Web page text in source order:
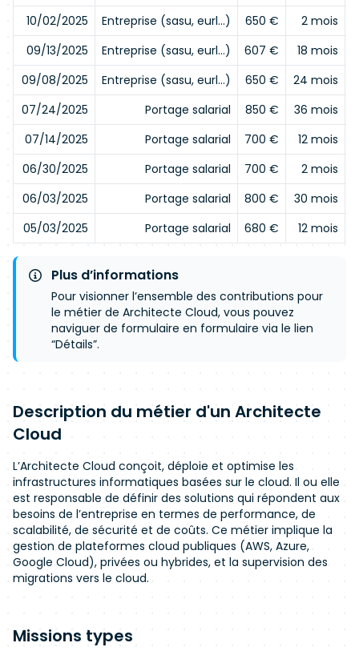
10/02/2025 Entreprise (sasu, eurl…) 650 €
2 mois
09/13/2025
Entreprise (sasu, eurl…) 607 €
18 mois
09/08/2025
Entreprise (sasu, eurl…) 650 €
24 mois
07/24/2025
Portage salarial 850 €
36 mois
07/14/2025
Portage salarial 700 €
12 mois
06/30/2025
Portage salarial 700 €
2 mois
06/03/2025
Portage salarial 800 €
30 mois
05/03/2025
Portage salarial 680 € 12 mois
Plus d’informations
Pour visionner l’ensemble des contributions pour
le métier de Architecte Cloud, vous pouvez
naviguer de formulaire en formulaire via le lien
“Détails”.
Description du métier d'un Architecte
Cloud
L’Architecte Cloud conçoit, déploie et optimise les
infrastructures informatiques basées sur le cloud. Il ou elle
est responsable de définir des solutions qui répondent aux
besoins de l’entreprise en termes de performance, de
scalabilité, de sécurité et de coûts. Ce métier implique la
gestion de plateformes cloud publiques (AWS, Azure,
Google Cloud), privées ou hybrides, et la supervision des
migrations vers le cloud.
Missions types